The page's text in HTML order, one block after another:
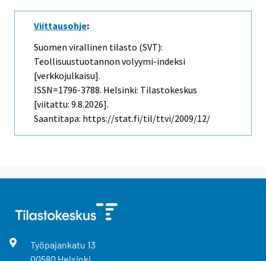
Viittausohje:
Suomen virallinen tilasto (SVT):
Teollisuustuotannon volyymi-indeksi
[verkkojulkaisu].
ISSN=1796-3788. Helsinki: Tilastokeskus
[viitattu: 9.8.2026].
Saantitapa: https://stat.fi/til/ttvi/2009/12/
Työpajankatu 13